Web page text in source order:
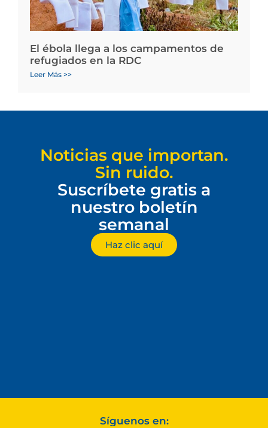
El ébola llega a los campamentos de
refugiados en la RDC
Leer Más >>
Noticias que importan.
Sin ruido.
Suscríbete gratis a
nuestro boletín
semanal
Haz clic aquí
Síguenos en: